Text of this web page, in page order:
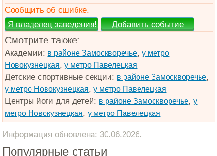
Сообщить об ошибке.
Смотрите также:
Академии: в районе Замоскворечье,у метро
Новокузнецкая,у метро Павелецкая
Детские спортивные секции: в районе Замоскворечье,
у метро Новокузнецкая,у метро Павелецкая
Центры йоги для детей: в районе Замоскворечье,у
метро Новокузнецкая,у метро Павелецкая
Информация обновлена: 30.06.2026.
Популярные статьи